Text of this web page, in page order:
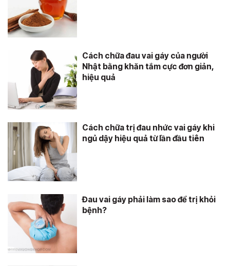
Cách chữa đau vai gáy của người
Nhật bằng khăn tắm cực đơn giản,
hiệu quả
Cách chữa trị đau nhức vai gáy khi
ngủ dậy hiệu quả từ lần đầu tiên
Đau vai gáy phải làm sao để trị khỏi
bệnh?